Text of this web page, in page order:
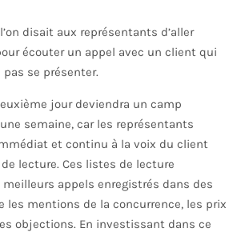
disait aux représentants d’aller
écouter un appel avec un client qui
se présenter.
jour deviendra un camp
semaine, car les représentants
et continu à la voix du client
lecture. Ces listes de lecture
appels enregistrés dans des
les mentions de la concurrence, les prix
objections. En investissant dans ce